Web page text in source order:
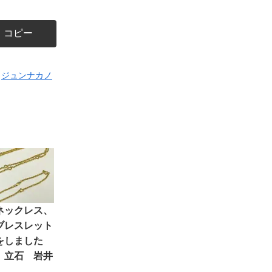
コピー
ジュンナカノ
クレス、
レスレット
しました
立石 岩井